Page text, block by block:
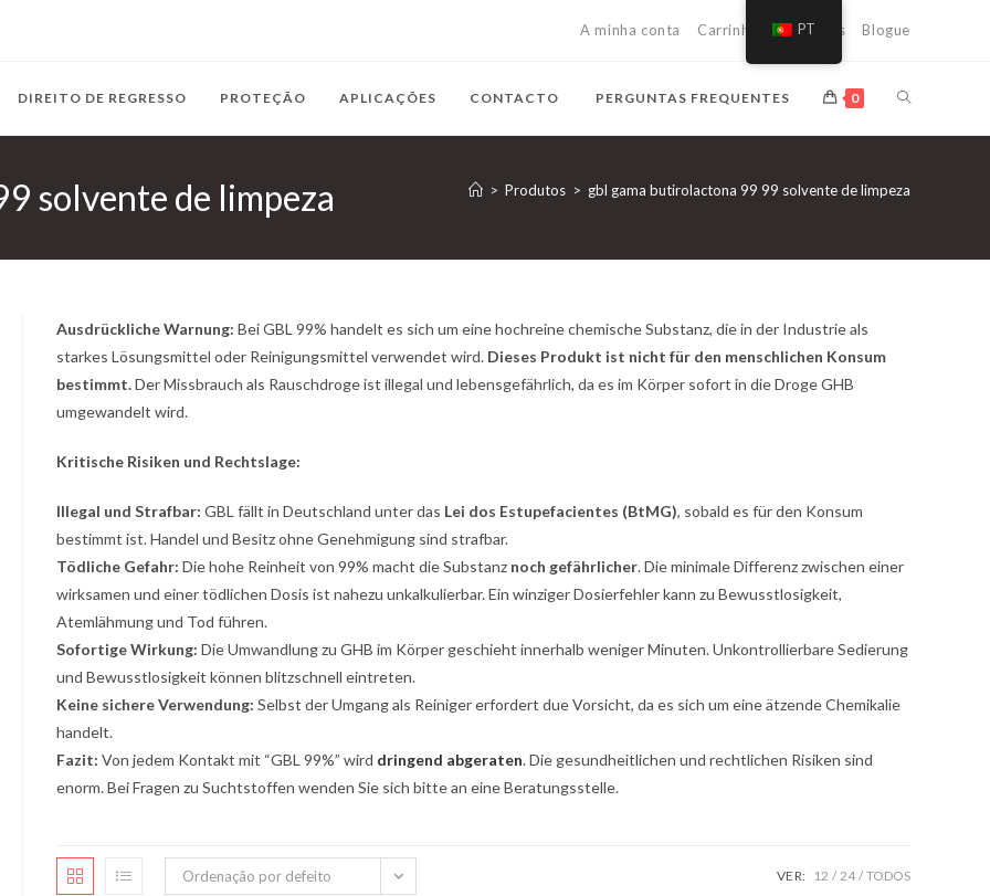
A minha conta Carrinho de compras Blogue
DIREITO DE REGRESSO PROTEÇÃO APLICAÇÕES CONTACTO PERGUNTAS FREQUENTES 0 ALTERNAR
solvente de limpeza > Produtos > gbl gama butirolactona 99 99 solvente de limpeza
Ausdrückliche Warnung: Bei GBL 99% handelt es sich um eine hochreine chemische Substanz, die in der Industrie als
starkes Lösungsmittel oder Reinigungsmittel verwendet wird. Dieses Produkt ist nicht für den menschlichen Konsum
bestimmt.Der Missbrauch als Rauschdroge ist illegal und lebensgefährlich, da es im Körper sofort in die Droge GHB
umgewandelt wird.
Kritische Risiken und Rechtslage:
Illegal und Strafbar: GBL fällt in Deutschland unter das Lei dos Estupefacientes (BtMG), sobald es für den Konsum
bestimmt ist. Handel und Besitz ohne Genehmigung sind strafbar.
Tödliche Gefahr: Die hohe Reinheit von 99% macht die Substanz noch gefährlicher. Die minimale Differenz zwischen einer
wirksamen und einer tödlichen Dosis ist nahezu unkalkulierbar. Ein winziger Dosierfehler kann zu Bewusstlosigkeit,
Atemlähmung und Tod führen.
Sofortige Wirkung: Die Umwandlung zu GHB im Körper geschieht innerhalb weniger Minuten. Unkontrollierbare Sedierung
und Bewusstlosigkeit können blitzschnell eintreten.
Keine sichere Verwendung: Selbst der Umgang als Reiniger erfordert due Vorsicht, da es sich um eine ätzende Chemikalie
handelt.
Fazit: Von jedem Kontakt mit “GBL 99%” wird dringend abgeraten. Die gesundheitlichen und rechtlichen Risiken sind
enorm. Bei Fragen zu Suchtstoffen wenden Sie sich bitte an eine Beratungsstelle.
Ordenação por defeito VER: 12 24 TODOS
PT